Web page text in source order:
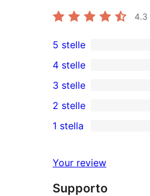
4.3
1
5-
recensioni
a
stelle
5 stelle
recensioni
a
4-
4 stelle
0
recensioni
a
stelle
3 stelle
recensioni
2-
stelle
2 stelle
a
1-
1 stella
Your review
Supporto